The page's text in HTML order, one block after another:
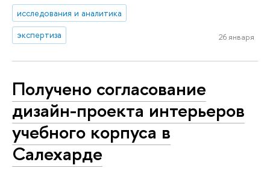
исследования и аналитика
экспертиза
26 января
Получено согласование
дизайн-проекта интерьеров
учебного корпуса в
Салехарде